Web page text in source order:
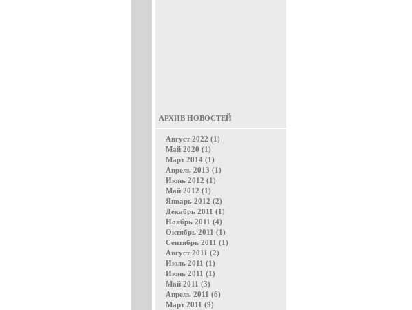
АРХИВ НОВОСТЕЙ
Август 2022 (1)
Май 2020 (1)
Март 2014 (1)
Апрель 2013 (1)
Июнь 2012 (1)
Май 2012 (1)
Январь 2012 (2)
Декабрь 2011 (1)
Ноябрь 2011 (4)
Октябрь 2011 (1)
Сентябрь 2011 (1)
Август 2011 (2)
Июль 2011 (1)
Июнь 2011 (1)
Май 2011 (3)
Апрель 2011 (6)
Март 2011 (9)